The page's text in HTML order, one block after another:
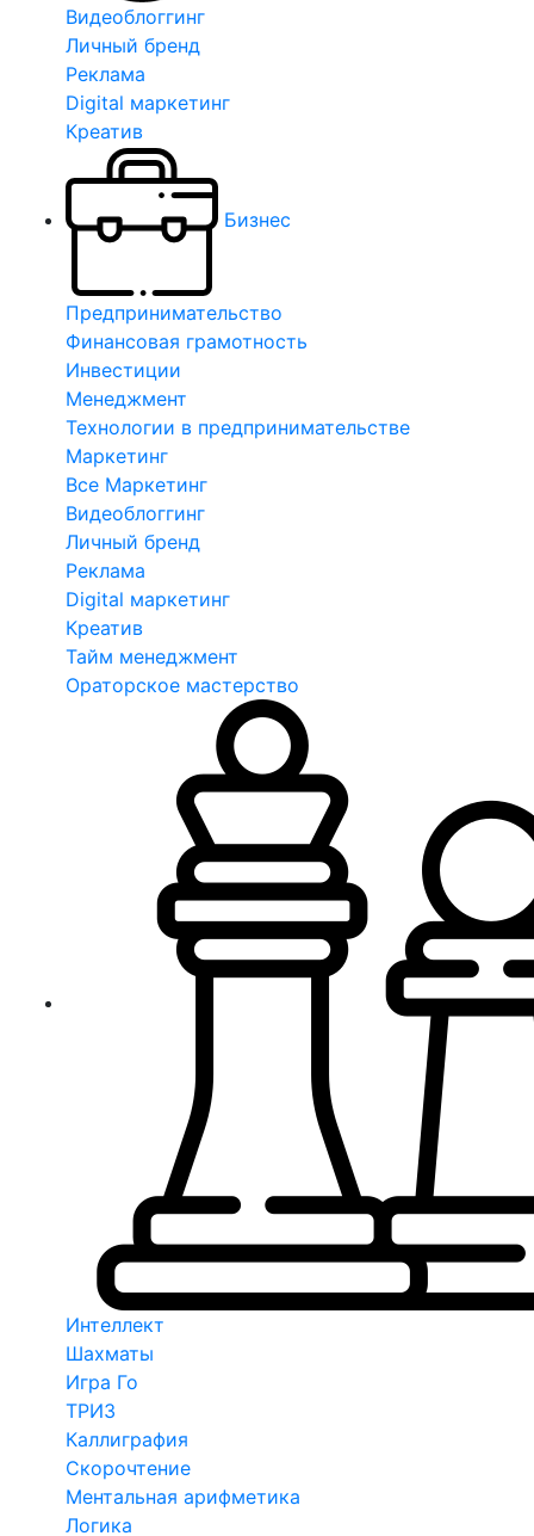
Видеоблоггинг
Личный бренд
Реклама
Digital маркетинг
Креатив
Бизнес
Предпринимательство
Финансовая грамотность
Инвестиции
Менеджмент
Технологии в предпринимательстве
Маркетинг
Все Маркетинг
Видеоблоггинг
Личный бренд
Реклама
Digital маркетинг
Креатив
Тайм менеджмент
Ораторское мастерство
Интеллект
Шахматы
Игра Го
ТРИЗ
Каллиграфия
Скорочтение
Ментальная арифметика
Логика